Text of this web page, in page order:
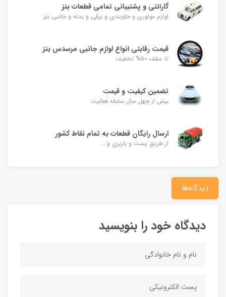
گارانتی و پشتیبانی تمامی قطعات بنز
لوازم موتوری و جلوبندی و برقی و بدنه و جانبی بنز
قیمت رقابتی انواع لوازم جانبی مرسدس بنز
تا سقف 50% تخفیف
تضمین کیفیت و قیمت
بیش از چهل سال سابقه فعالیت
ارسال رایگان قطعات به تمام نقاط کشور
از طریق پست و باربری و....
دیدگاه‌ها
دیدگاه خود را بنویسید